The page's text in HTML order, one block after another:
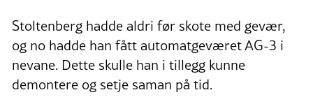
Stoltenberg hadde aldri før skote med gevær,
og no hadde han fått automatgeværet AG-3 i
nevane. Dette skulle han i tillegg kunne
demontere og setje saman på tid.